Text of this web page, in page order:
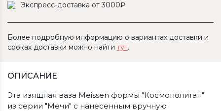
Экспресс-доставка от 3000₽
Более подробную информацию о вариантах доставки и
сроках доставки можно найти тут.
ОПИСАНИЕ
Эта изящная ваза Meissen формы "Космополитан"
из серии "Мечи" с нанесенным вручную